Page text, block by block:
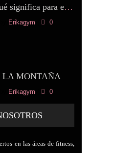
¿Qué significa para el cuerpo la práctica constante de Pilates?
Erikagym 0
LA MONTAÑA
Erikagym 0
en las áreas de fitness,